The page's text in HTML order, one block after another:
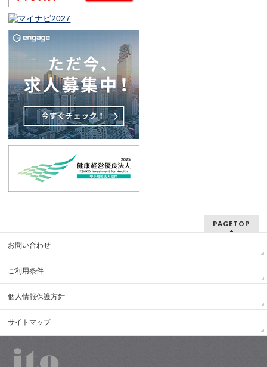
PAGETOP
お問い合わせ
ご利用条件
個人情報保護方針
サイトマップ